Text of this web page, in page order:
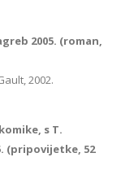
2005. (roman,
2002.
s T.
(pripovijetke, 52